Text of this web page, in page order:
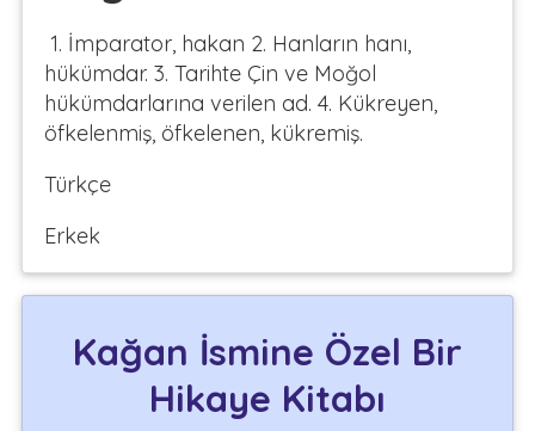
1. İmparator, hakan 2. Hanların hanı,
hükümdar. 3. Tarihte Çin ve Moğol
hükümdarlarına verilen ad. 4. Kükreyen,
öfkelenmiş, öfkelenen, kükremiş.
Türkçe
Erkek
Kağan İsmine Özel Bir
Hikaye Kitabı